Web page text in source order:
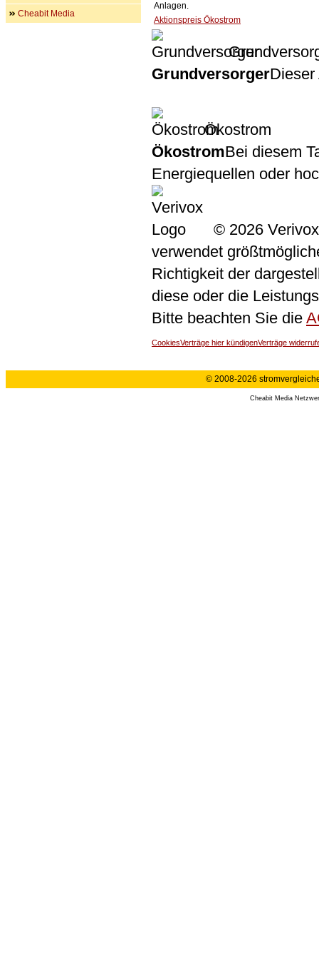
Anlagen.
Aktionspreis Ökostrom
GrundversorgerDieser
Ökostrom
ÖkostromBei diesem
Energiequellen oder
© 2026
verwendet
Richtigkeit der
diese oder die
Bitte beachten Sie die
CookiesVerträge hier kündigenVerträge
Cheabit Media
© 2008-2026
Cheabit Media